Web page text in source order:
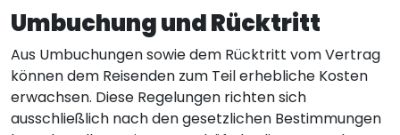
Umbuchung und Rücktritt
Aus Umbuchungen sowie dem Rücktritt vom Vertrag
können dem Reisenden zum Teil erhebliche Kosten
erwachsen. Diese Regelungen richten sich
ausschließlich nach den gesetzlichen Bestimmungen